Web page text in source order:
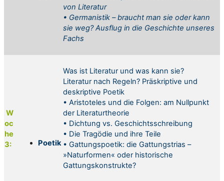
von Literatur
• Germanistik – braucht man sie oder kann
sie weg? Ausflug in die Geschichte unseres
Fachs
W
oc
he
3:
Poetik
Was ist Literatur und was kann sie?
Literatur nach Regeln? Präskriptive und
deskriptive Poetik
• Aristoteles und die Folgen: am Nullpunkt
der Literaturtheorie
• Dichtung vs. Geschichtsschreibung
• Die Tragödie und ihre Teile
• Gattungspoetik: die Gattungstrias –
»Naturformen« oder historische
Gattungskonstrukte?